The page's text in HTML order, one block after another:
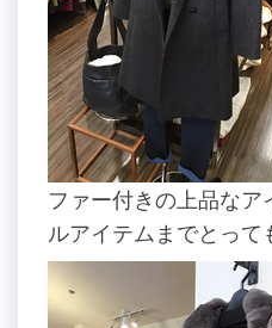
ファー付きの上品な
ルアイテムまでとって